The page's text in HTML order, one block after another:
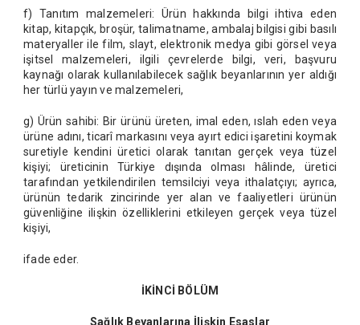
f) Tanıtım malzemeleri: Ürün hakkında bilgi ihtiva eden
kitap, kitapçık, broşür, talimatname, ambalaj bilgisi gibi basılı
materyaller ile film, slayt, elektronik medya gibi görsel veya
işitsel malzemeleri, ilgili çevrelerde bilgi, veri, başvuru
kaynağı olarak kullanılabilecek sağlık beyanlarının yer aldığı
her türlü yayın ve malzemeleri,
g) Ürün sahibi: Bir ürünü üreten, imal eden, ıslah eden veya
ürüne adını, ticarî markasını veya ayırt edici işaretini koymak
suretiyle kendini üretici olarak tanıtan gerçek veya tüzel
kişiyi; üreticinin Türkiye dışında olması hâlinde, üretici
tarafından yetkilendirilen temsilciyi veya ithalatçıyı; ayrıca,
ürünün tedarik zincirinde yer alan ve faaliyetleri ürünün
güvenliğine ilişkin özelliklerini etkileyen gerçek veya tüzel
kişiyi,
ifade eder.
İKİNCİ BÖLÜM
Sağlık Beyanlarına İlişkin Esaslar